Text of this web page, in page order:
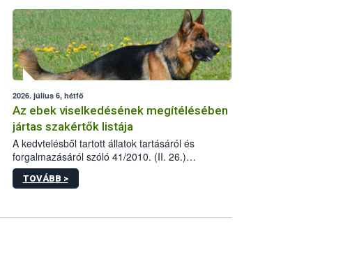
2026. július 6, hétfő
Az ebek viselkedésének megítélésében
jártas szakértők listája
A kedvtelésből tartott állatok tartásáról és
forgalmazásáról szóló 41/2010. (II. 26.)
Korm.rendelet szabályozza az eb okozta fizikai
sérülés, illetve ennek veszélye keletkezésekor
Ezen eljárások során szükség esetén be kell
TOVÁBB >